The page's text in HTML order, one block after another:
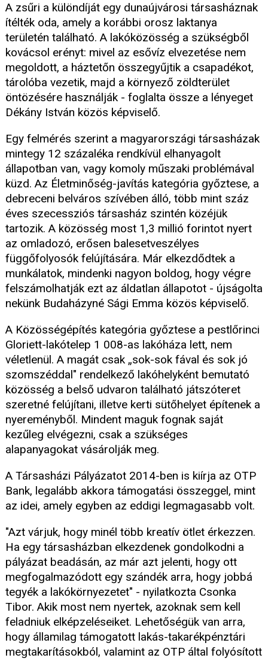
A zsűri a különdíját egy dunaújvárosi társasháznak
ítélték oda, amely a korábbi orosz laktanya
területén található. A lakóközösség a szükségből
kovácsol erényt: mivel az esővíz elvezetése nem
megoldott, a háztetőn összegyűjtik a csapadékot,
tárolóba vezetik, majd a környező zöldterület
öntözésére használják - foglalta össze a lényeget
Dékány István közös képviselő.
Egy felmérés szerint a magyarországi társasházak
mintegy 12 százaléka rendkívül elhanyagolt
állapotban van, vagy komoly műszaki problémával
küzd. Az Életminőség-javítás kategória győztese, a
debreceni belváros szívében álló, több mint száz
éves szecessziós társasház szintén közéjük
tartozik. A közösség most 1,3 millió forintot nyert
az omladozó, erősen balesetveszélyes
függőfolyosók felújítására. Már elkezdődtek a
munkálatok, mindenki nagyon boldog, hogy végre
felszámolhatják ezt az áldatlan állapotot - újságolta
nekünk Budaházyné Sági Emma közös képviselő.
A Közösségépítés kategória győztese a pestlőrinci
Gloriett-lakótelep 1 008-as lakóháza lett, nem
véletlenül. A magát csak „sok-sok fával és sok jó
szomszéddal" rendelkező lakóhelyként bemutató
közösség a belső udvaron található játszóteret
szeretné felújítani, illetve kerti sütőhelyet építenek a
nyereményből. Mindent maguk fognak saját
kezűleg elvégezni, csak a szükséges
alapanyagokat vásárolják meg.
A Társasházi Pályázatot 2014-ben is kiírja az OTP
Bank, legalább akkora támogatási összeggel, mint
az idei, amely egyben az eddigi legmagasabb volt.
"Azt várjuk, hogy minél több kreatív ötlet érkezzen.
Ha egy társasházban elkezdenek gondolkodni a
pályázat beadásán, az már azt jelenti, hogy ott
megfogalmazódott egy szándék arra, hogy jobbá
tegyék a lakókörnyezetet" - nyilatkozta Csonka
Tibor. Akik most nem nyertek, azoknak sem kell
feladniuk elképzeléseiket. Lehetőségük van arra,
hogy államilag támogatott lakás-takarékpénztári
megtakarításokból, valamint az OTP által folyósított